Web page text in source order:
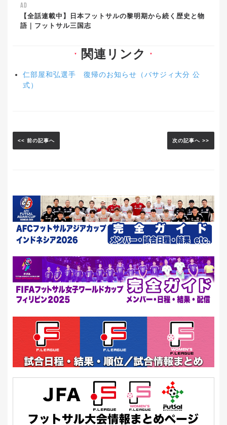
AD
【全話連載中】日本フットサルの黎明期から続く歴史と物
語｜フットサル三国志
▼ 関連リンク ▼
仁部屋和弘選手 復帰のお知らせ（バサジィ大分 公
式）
<< 前の記事へ 次の記事へ >>